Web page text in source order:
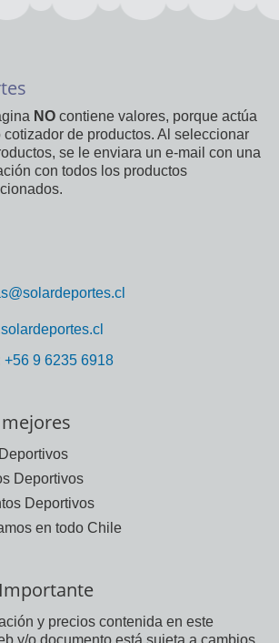
NO contiene valores, porque actúa
cotizador de productos. Al seleccionar
se le enviara un e-mail con una
con todos los productos
+56 9 6235 6918
Deportivos
Deportivos
en todo Chile
Importante
y precios contenida en este
y/o documento está sujeta a cambios